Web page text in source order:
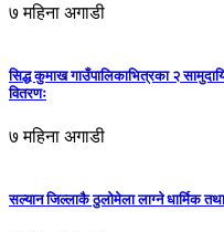
७ महिना अगाडी
सिद्ध कुमाख गाउँपालिकाभित्रका २
वितरणः
७ महिना अगाडी
सल्यान जिल्लाकै ठुलोमेला लाग्ने धार्मिक